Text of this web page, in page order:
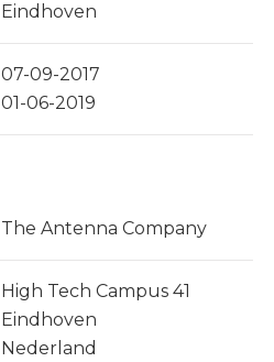
Eindhoven
07-09-2017
01-06-2019
The Antenna Company
High Tech Campus 41
Eindhoven
Nederland